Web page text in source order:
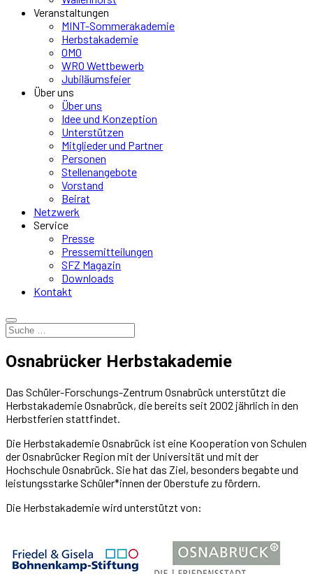
Veranstaltungen
MINT-Sommerakademie
Herbstakademie
OMO
WRO Wettbewerb
Jubiläumsfeier
Über uns
Über uns
Idee und Konzeption
Unterstützen
Mitglieder und Partner
Personen
Stellenangebote
Vorstand
Beirat
Netzwerk
Service
Presse
Pressemitteilungen
SFZ Magazin
Downloads
Kontakt
Osnabrücker Herbstakademie
Das Schüler-Forschungs-Zentrum Osnabrück unterstützt die
Herbstakademie Osnabrück, die bereits seit 2002 jährlich in den
Herbstferien stattfindet.
Die Herbstakademie Osnabrück ist eine Kooperation von Schulen
der Osnabrücker Region mit der Universität und mit der
Hochschule Osnabrück. Sie hat das Ziel, besonders begabte und
leistungsstarke Schüler*innen der Oberstufe zu fördern.
Die Herbstakademie wird unterstützt von: